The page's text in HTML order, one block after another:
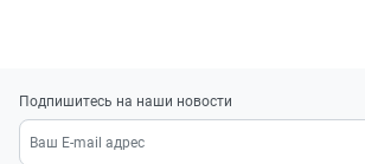
Подпишитесь на наши новости